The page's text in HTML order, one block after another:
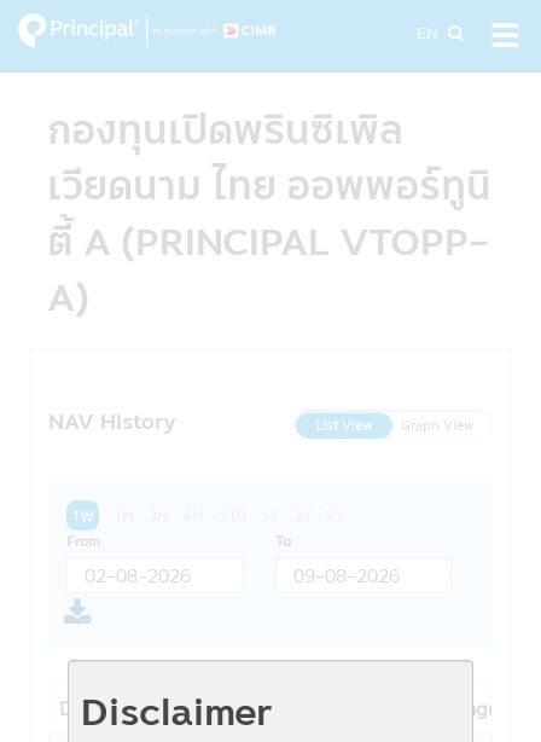
Disclaimer
Skip
to
main
EN
กองทุนเปิดพรินซิเพิล
เวียดนาม ไทย ออพพอร์ทูนิ
ตี้ A (PRINCIPAL VTOPP-
A)
NAV History List View Graph View
1W
From
To
Date NAV
Fund change